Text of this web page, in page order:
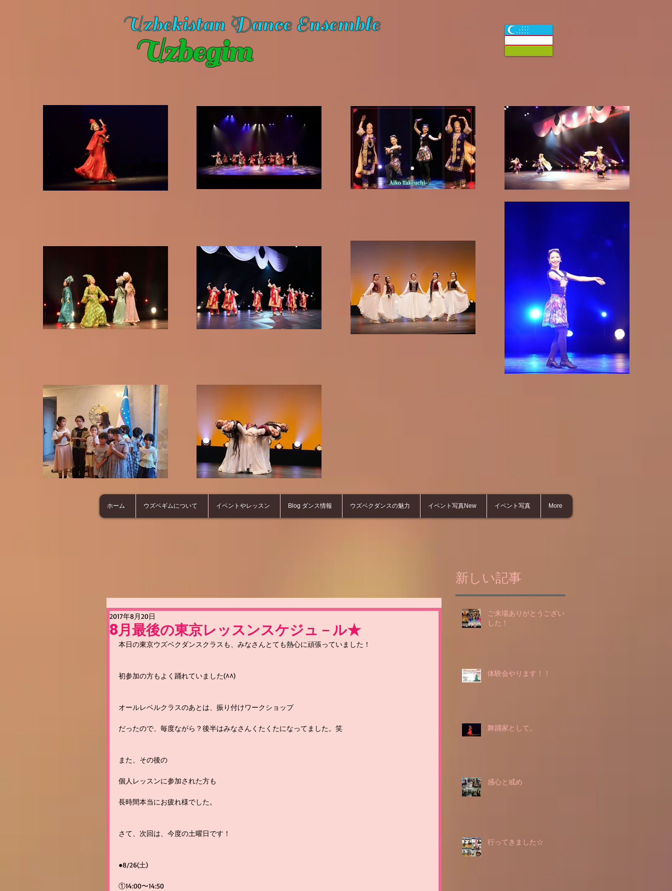
Uzbekistan Dance Ensemble
Uzbegim
ホーム ウズベギムについて イベントやレッスン Blog ダンス情報 ウズベクダンスの魅力 イベント写真New イベント写真 More
新しい記事
8月最後の東京レッスンスケジュ－ル★
2017年8月20日
本日の東京ウズベクダンスクラスも、みなさんとても熱心に頑張っていました！
初参加の方もよく踊れていました(^^)
オールレベルクラスのあとは、振り付けワークショップ
だったので、毎度ながら？後半はみなさんくたくたになってました。笑
また、その後の
個人レッスンに参加された方も
長時間本当にお疲れ様でした。
さて、次回は、今度の土曜日です！
●8/26(土)
①14:00〜14:50
ご来場ありがとうございま
した！
体験会やります！！
舞踊家として。
感心と戒め
行ってきました☆